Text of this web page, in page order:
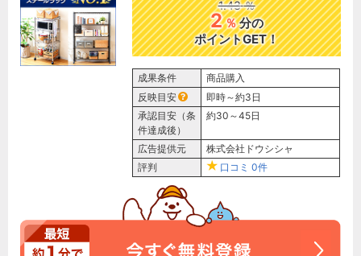
1.43 ％
2％分の
ポイントGET！
成果条件
商品購入
反映目安
即時～約3日
承認目安（条
件達成後）
約30～45日
広告提供元
株式会社ドウシシャ
評判
口コミ 0件